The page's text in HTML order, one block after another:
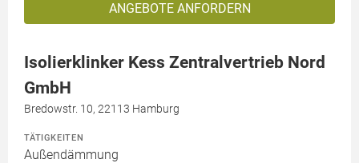
ANGEBOTE ANFORDERN
Isolierklinker Kess Zentralvertrieb Nord
GmbH
Bredowstr. 10, 22113 Hamburg
TÄTIGKEITEN
Außendämmung